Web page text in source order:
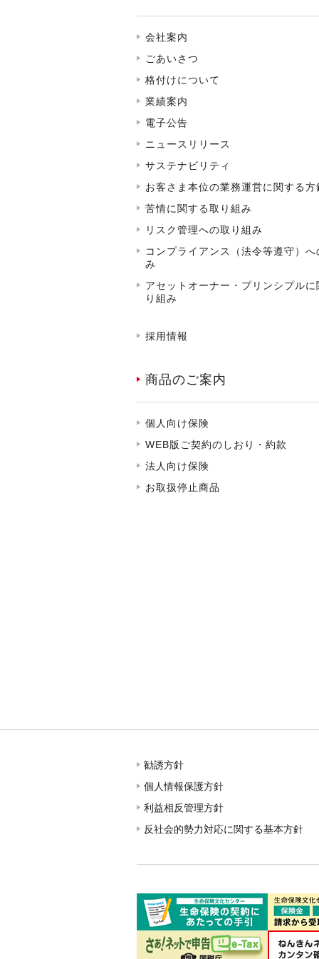
会社案内
ごあいさつ
格付けについて
業績案内
電子公告
ニュースリリース
サステナビリティ
お客さま本位の業務運営に関する方
苦情に関する取り組み
リスク管理への取り組み
コンプライアンス（法令等遵守）
み
アセットオーナー・プリンシプルに
り組み
採用情報
商品のご案内
個人向け保険
WEB版ご契約のしおり・約款
法人向け保険
お取扱停止商品
勧誘方針
個人情報保護方針
利益相反管理方針
反社会的勢力対応に関する基本方針